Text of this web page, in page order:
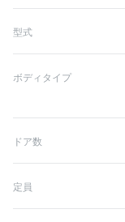
型式
ボディタイプ
ドア数
定員